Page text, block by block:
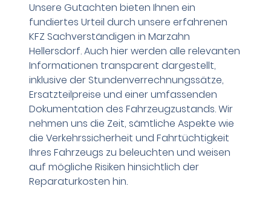
Unsere Gutachten bieten Ihnen ein
fundiertes Urteil durch unsere erfahrenen
KFZ Sachverständigen in Marzahn
Hellersdorf. Auch hier werden alle relevanten
Informationen transparent dargestellt,
inklusive der Stundenverrechnungssätze,
Ersatzteilpreise und einer umfassenden
Dokumentation des Fahrzeugzustands. Wir
nehmen uns die Zeit, sämtliche Aspekte wie
die Verkehrssicherheit und Fahrtüchtigkeit
Ihres Fahrzeugs zu beleuchten und weisen
auf mögliche Risiken hinsichtlich der
Reparaturkosten hin.